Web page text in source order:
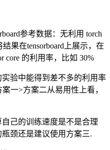
参考数据：无利用 torch
果在tensorboard上展示，在
core 的利用率，比如 30%
验中能得到差不多的利用率
一>方案二从易用性上看，
己的训练速度是不是合理
颈还是建议使用方案三.